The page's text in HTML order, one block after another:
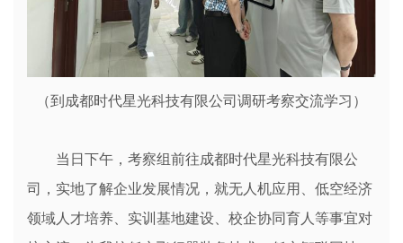
（到成都时代星光科技有限公司调研考察交流学习）
当日下午，考察组前往成都时代星光科技有限公
司，实地了解企业发展情况，就无人机应用、低空经济
领域人才培养、实训基地建设、校企协同育人等事宜对